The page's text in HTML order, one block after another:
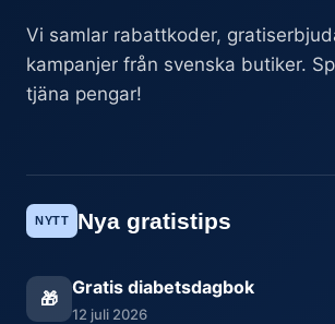
Vi samlar rabattkoder,
kampanjer från svenska butiker.
tjäna pengar!
NYTT Nya gratistips
🎁
Gratis diabetsdagbok
12 juli 2026